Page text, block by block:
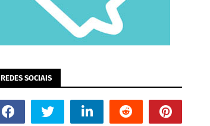
REDES SOCIAIS